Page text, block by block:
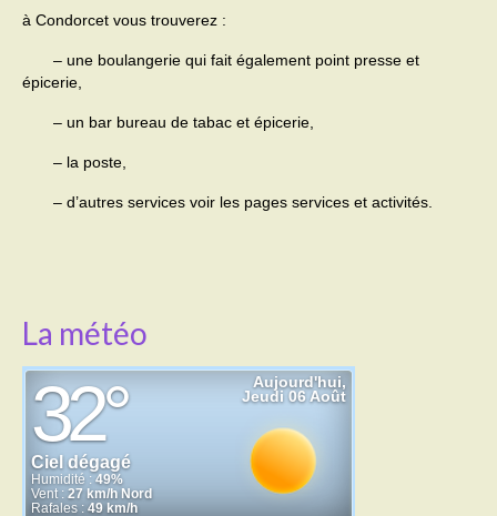
Heures d’ouverture
Démarches administratives
L’école
Environnement
Transport
Cimetière
Culte
à Condorcet vous trouverez :
– une boulangerie qui fait également point presse et
épicerie,
– un bar bureau de tabac et épicerie,
– la poste,
– d’autres services voir les pages services et activités.
La météo